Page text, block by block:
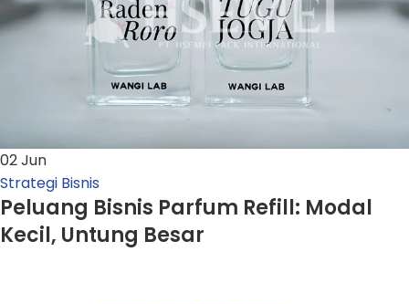
02Jun
Strategi Bisnis
Peluang Bisnis Parfum Refill: Modal
Kecil, Untung Besar